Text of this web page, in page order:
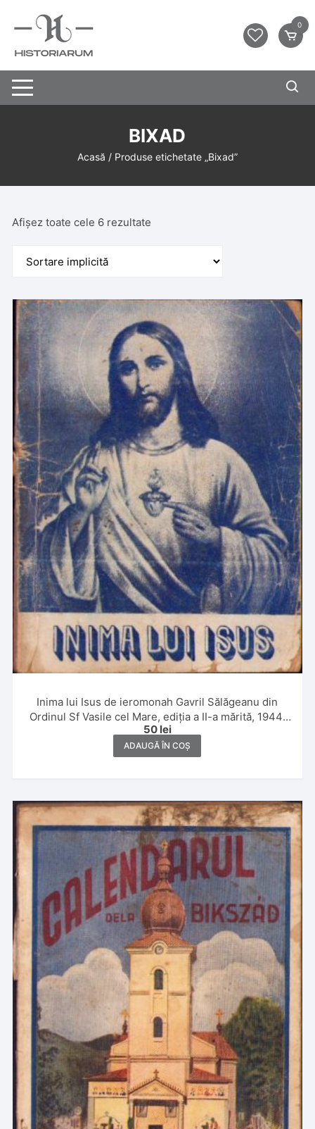
0
BIXAD
Acasă / Produse etichetate „Bixad”
Afișez toate cele 6 rezultate
Inima lui Isus de ieromonah Gavril Sălăgeanu din
Ordinul Sf Vasile cel Mare, ediția a II-a mărită, 1944,
Editura Părinților Baziliani, Mănăstirea Bixad
50 lei
ADAUGĂ ÎN COȘ